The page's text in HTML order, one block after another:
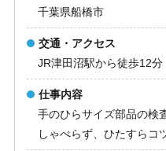
千葉県船橋市
交通・アクセス
JR津田沼駅から徒歩12分
仕事内容
手のひらサイズ部品の検
しゃべらず、ひたすらコ